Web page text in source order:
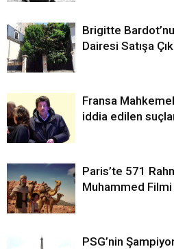
Brigitte
Dairesi Satışa
Fransa
iddia edilen
Paris’te 571
Muhammed
PSG’nin